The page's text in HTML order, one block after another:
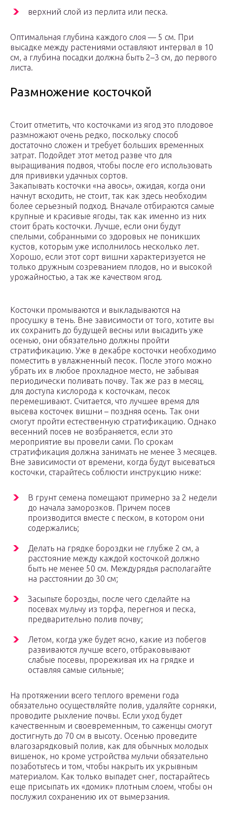
верхний слой из перлита или песка.
Оптимальная глубина каждого слоя — 5 см. При
высадке между растениями оставляют интервал в 10
см, а глубина посадки должна быть 2–3 см, до первого
листа.
Размножение косточкой
Стоит отметить, что косточками из ягод это плодовое
размножают очень редко, поскольку способ
достаточно сложен и требует больших временных
затрат. Подойдет этот метод разве что для
выращивания подвоя, чтобы после его использовать
для прививки удачных сортов.
Закапывать косточки «на авось», ожидая, когда они
начнут всходить, не стоит, так как здесь необходим
более серьезный подход. Вначале отбираются самые
крупные и красивые ягоды, так как именно из них
стоит брать косточки. Лучше, если они будут
спелыми, собранными со здоровых не поникших
кустов, которым уже исполнилось несколько лет.
Хорошо, если этот сорт вишни характеризуется не
только дружным созреванием плодов, но и высокой
урожайностью, а так же качеством ягод.
Косточки промываются и выкладываются на
просушку в тень. Вне зависимости от того, хотите вы
их сохранить до будущей весны или высадить уже
осенью, они обязательно должны пройти
стратификацию. Уже в декабре косточки необходимо
поместить в увлажненный песок. После этого можно
убрать их в любое прохладное место, не забывая
периодически поливать почву. Так же раз в месяц,
для доступа кислорода к косточкам, песок
перемешивают. Считается, что лучшее время для
высева косточек вишни – поздняя осень. Так они
смогут пройти естественную стратификацию. Однако
весенний посев не возбраняется, если это
мероприятие вы провели сами. По срокам
стратификация должна занимать не менее 3 месяцев.
Вне зависимости от времени, когда будут высеваться
косточки, старайтесь соблюсти инструкцию ниже:
В грунт семена помещают примерно за 2 недели
до начала заморозков. Причем посев
производится вместе с песком, в котором они
содержались;
Делать на грядке бороздки не глубже 2 см, а
расстояние между каждой косточкой должно
быть не менее 50 см. Междурядья располагайте
на расстоянии до 30 см;
Засыпьте борозды, после чего сделайте на
посевах мульчу из торфа, перегноя и песка,
предварительно полив почву;
Летом, когда уже будет ясно, какие из побегов
развиваются лучше всего, отбраковывают
слабые посевы, прореживая их на грядке и
оставляя самые сильные;
На протяжении всего теплого времени года
обязательно осуществляйте полив, удаляйте сорняки,
проводите рыхление почвы. Если уход будет
качественным и своевременным, то саженцы смогут
достигнуть до 70 см в высоту. Осенью проведите
влагозарядковый полив, как для обычных молодых
вишенок, но кроме устройства мульчи обязательно
позаботьтесь и том, чтобы накрыть их укрывным
материалом. Как только выпадет снег, постарайтесь
еще присыпать их «домик» плотным слоем, чтобы он
послужил сохранению их от вымерзания.